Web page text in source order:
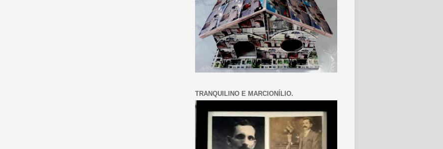
TRANQUILINO E MARCIONÍLIO.